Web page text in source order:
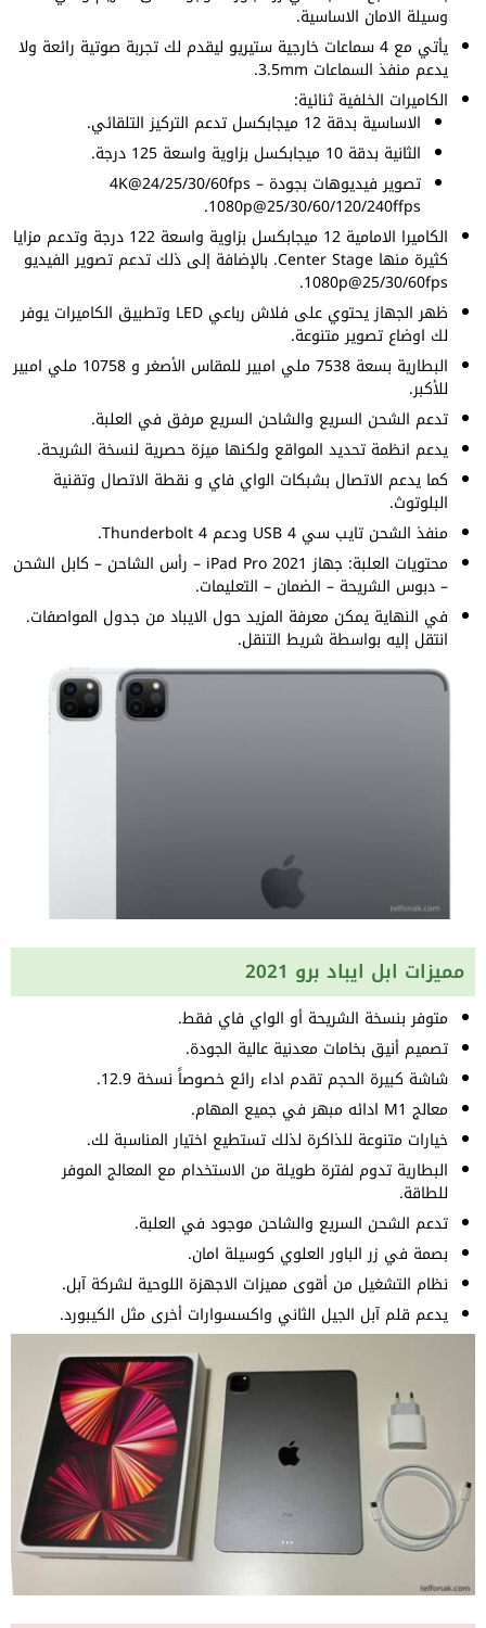
وسيلة الامان الاساسية.
يأتي مع 4 سماعات خارجية ستيريو ليقدم لك تجربة صوتية رائعة ولا
يدعم منفذ السماعات 3.5mm.
الكاميرات الخلفية ثنائية:
الاساسية بدقة 12 ميجابكسل تدعم التركيز التلقائي.
الثانية بدقة 10 ميجابكسل بزاوية واسعة 125 درجة.
تصوير فيديوهات بجودة 4K@24/25/30/60fps –
1080p@25/30/60/120/240ffps.
الكاميرا الامامية 12 ميجابكسل بزاوية واسعة 122 درجة وتدعم مزايا
كثيرة منها Center Stage. بالإضافة إلى ذلك تدعم تصوير الفيديو
1080p@25/30/60fps.
ظهر الجهاز يحتوي على فلاش رباعي LED وتطبيق الكاميرات يوفر
لك اوضاع تصوير متنوعة.
البطارية بسعة 7538 ملي امبير للمقاس الأصغر و 10758 ملي امبير
للأكبر.
تدعم الشحن السريع والشاحن السريع مرفق في العلبة.
يدعم انظمة تحديد المواقع ولكنها ميزة حصرية لنسخة الشريحة.
كما يدعم الاتصال بشبكات الواي فاي و نقطة الاتصال وتقنية
البلوتوث.
منفذ الشحن تايب سي USB 4 ودعم Thunderbolt 4.
محتويات العلبة: جهاز iPad Pro 2021 – رأس الشاحن – كابل الشحن
– دبوس الشريحة – الضمان – التعليمات.
في النهاية يمكن معرفة المزيد حول الايباد من جدول المواصفات.
انتقل إليه بواسطة شريط التنقل.
مميزات ابل ايباد برو 2021
متوفر بنسخة الشريحة أو الواي فاي فقط.
تصميم أنيق بخامات معدنية عالية الجودة.
شاشة كبيرة الحجم تقدم اداء رائع خصوصاً نسخة 12.9.
معالج M1 ادائه مبهر في جميع المهام.
خيارات متنوعة للذاكرة لذلك تستطيع اختيار المناسبة لك.
البطارية تدوم لفترة طويلة من الاستخدام مع المعالج الموفر
للطاقة.
تدعم الشحن السريع والشاحن موجود في العلبة.
بصمة في زر الباور العلوي كوسيلة امان.
نظام التشغيل من أقوى مميزات الاجهزة اللوحية لشركة آبل.
يدعم قلم آبل الجيل الثاني واكسسوارات أخرى مثل الكيبورد.